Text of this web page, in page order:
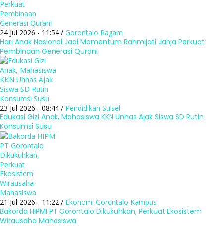
24 Jul 2026 - 11:54 / Gorontalo Ragam
Hari Anak Nasional Jadi Momentum Rahmijati Jahja Perkuat
Pembinaan Generasi Qurani
23 Jul 2026 - 08:44 / Pendidikan Sulsel
Edukasi Gizi Anak, Mahasiswa KKN Unhas Ajak Siswa SD Rutin
Konsumsi Susu
21 Jul 2026 - 11:22 / Ekonomi Gorontalo Kampus
Bakorda HIPMI PT Gorontalo Dikukuhkan, Perkuat Ekosistem
Wirausaha Mahasiswa